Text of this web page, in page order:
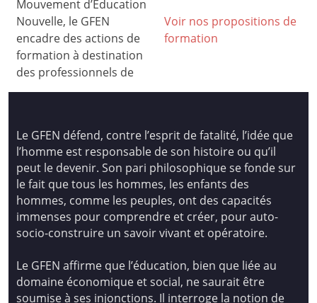
Mouvement d’Education
Nouvelle, le GFEN
encadre des actions de
formation à destination
des professionnels de
Voir nos propositions de
formation
Le GFEN défend, contre l’esprit de fatalité, l’idée que
l’homme est responsable de son histoire ou qu’il
peut le devenir. Son pari philosophique se fonde sur
le fait que tous les hommes, les enfants des
hommes, comme les peuples, ont des capacités
immenses pour comprendre et créer, pour auto-
socio-construire un savoir vivant et opératoire.
Le GFEN affirme que l’éducation, bien que liée au
domaine économique et social, ne saurait être
soumise à ses injonctions. Il interroge la notion de